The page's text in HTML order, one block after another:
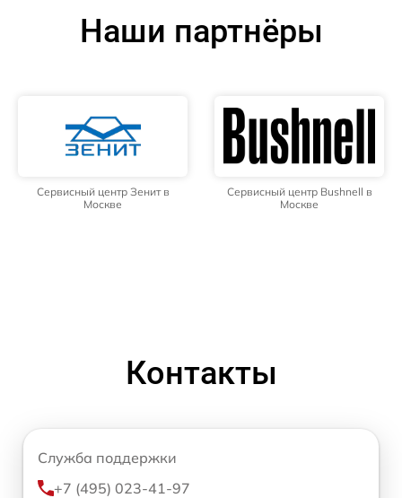
Наши партнёры
Сервисный центр Зенит в
Москве
Сервисный центр Bushnell в
Москве
Контакты
Служба поддержки
+7 (495) 023-41-97